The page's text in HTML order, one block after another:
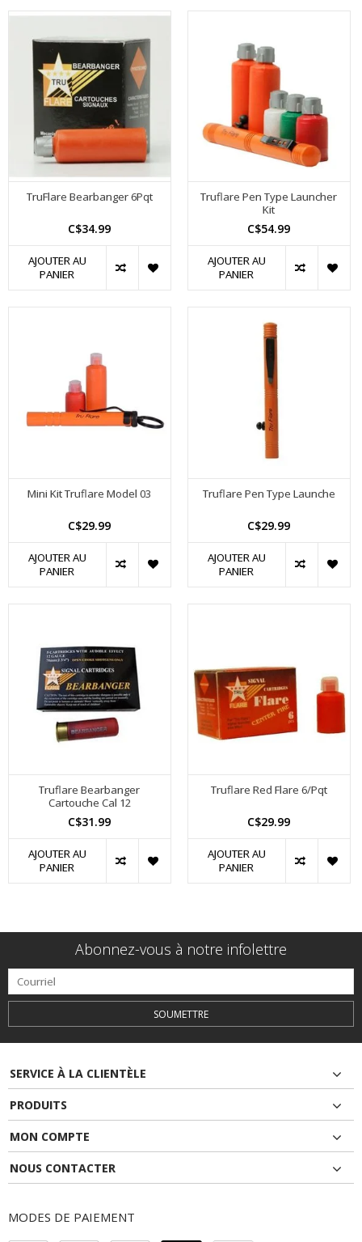
TruFlare Bearbanger 6Pqt
C$34.99
AJOUTER AU
PANIER
Truflare Pen Type Launcher
Kit
C$54.99
AJOUTER AU
PANIER
Mini Kit Truflare Model 03
C$29.99
AJOUTER AU
PANIER
Truflare Pen Type Launche
C$29.99
AJOUTER AU
PANIER
Truflare Bearbanger
Cartouche Cal 12
C$31.99
AJOUTER AU
PANIER
Truflare Red Flare 6/Pqt
C$29.99
AJOUTER AU
PANIER
Abonnez-vous à notre infolettre
SOUMETTRE
SERVICE À LA CLIENTÈLE
PRODUITS
MON COMPTE
NOUS CONTACTER
MODES DE PAIEMENT